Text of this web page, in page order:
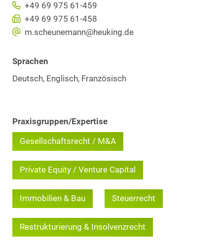
+49 69 975 61-459
+49 69 975 61-458
m.scheunemann@heuking.de
Sprachen
Deutsch, Englisch, Französisch
Praxisgruppen/Expertise
Gesellschaftsrecht / M&A
Private Equity / Venture Capital
Immobilien & Bau Steuerrecht
Restrukturierung & Insolvenzrecht